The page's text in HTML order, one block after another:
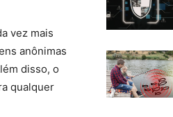
vez mais
anônimas
disso, o
qualquer